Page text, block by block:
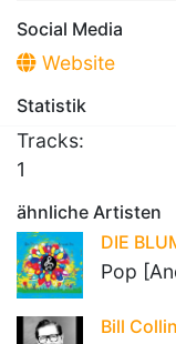
Social Media
Website
Statistik
Tracks:
1
ähnliche Artisten
DIE
Pop
Bill